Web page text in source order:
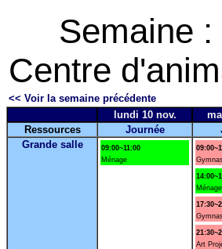
Semaine
Centre
<< Voir la semaine précédente
lundi 10 nov.
Ressources
Journée
Grande salle
09:00~11:00
Ménage
Ménage
Art